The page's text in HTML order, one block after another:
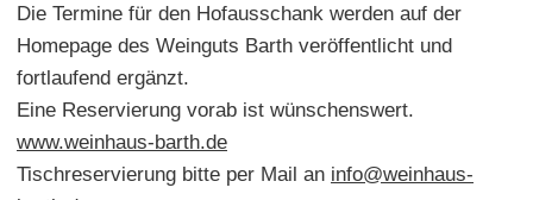
Die Termine für den Hofausschank werden auf der
Homepage des Weinguts Barth veröffentlicht und
fortlaufend ergänzt.
Eine Reservierung vorab ist wünschenswert.
www.weinhaus-barth.de
Tischreservierung bitte per Mail an info@weinhaus-